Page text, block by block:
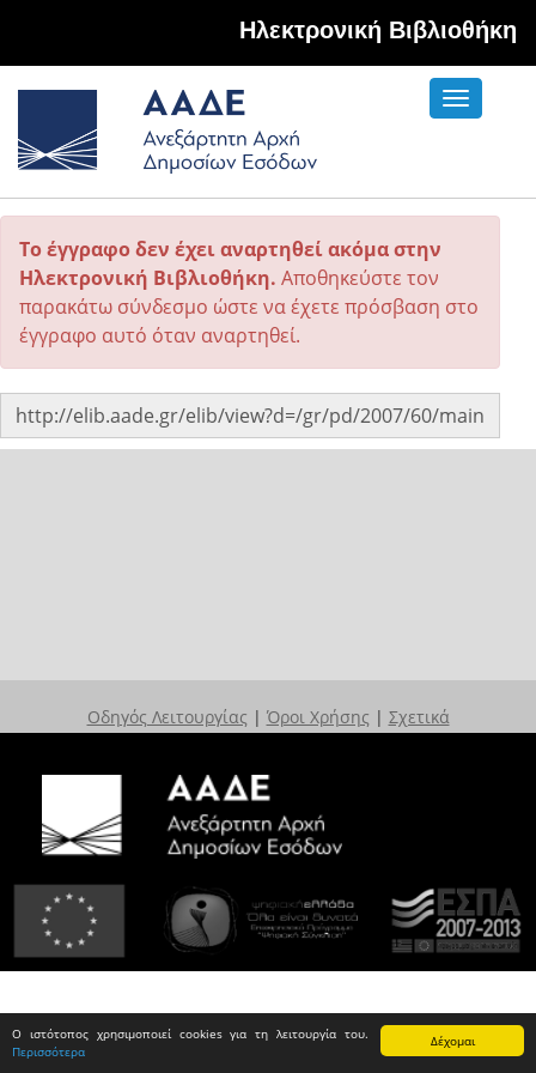
Δέχομαι
Ο ιστότοπος χρησιμοποιεί cookies για τη λειτουργία του.
Περισσότερα
Hλεκτρονική Βιβλιοθήκη
Toggle
Το έγγραφο δεν έχει αναρτηθεί ακόμα στην
Ηλεκτρονική Βιβλιοθήκη. Αποθηκεύστε τον
παρακάτω σύνδεσμο ώστε να έχετε πρόσβαση στο
έγγραφο αυτό όταν αναρτηθεί.
Οδηγός Λειτουργίας | Όροι Χρήσης | Σχετικά